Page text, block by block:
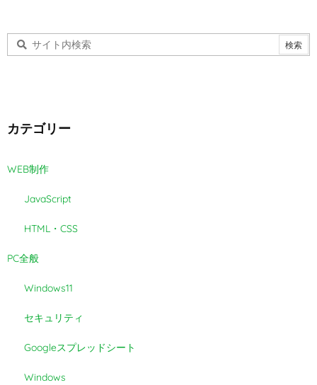
カテゴリー
WEB制作
JavaScript
HTML・CSS
PC全般
Windows11
セキュリティ
Googleスプレッドシート
Windows